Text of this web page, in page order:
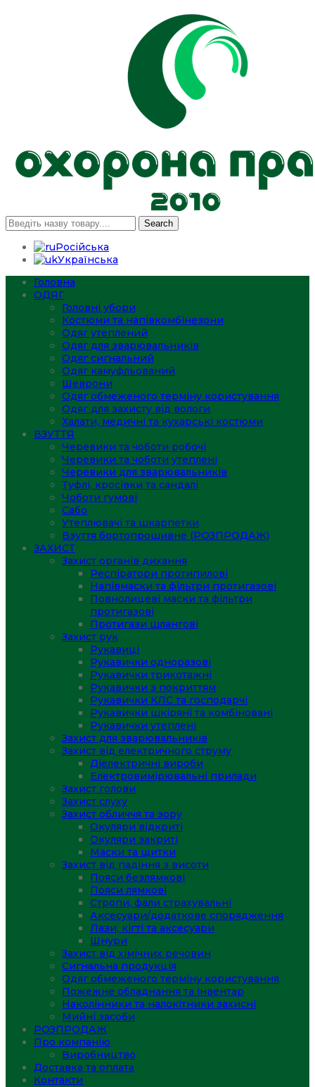
Search
Російська
Українська
Головна
ОДЯГ
Головні убори
Костюми та напівкомбінезони
Одяг утеплений
Одяг для зварювальників
Одяг сигнальний
Одяг камуфльований
Шеврони
Одяг обмеженого терміну користування
Одяг для захисту від вологи
Халати, медичні та кухарські костюми
ВЗУТТЯ
Черевики та чоботи робочі
Черевики та чоботи утеплені
Черевики для зварювальників
Туфлі, кросівки та сандалі
Чоботи гумові
Сабо
Утеплювачі та шкарпетки
Взуття бортопрошивне (РОЗПРОДАЖ)
ЗАХИСТ
Захист органів дихання
Респіратори протипилові
Напівмаски та фільтри протигазові
Повнолицеві маски та фільтри
протигазові
Протигази шлангові
Захист рук
Рукавиці
Рукавички одноразові
Рукавички трикотажні
Рукавички з покриттям
Рукавички КЛС та господарчі
Рукавички шкіряні та комбіновані
Рукавички утеплені
Захист для зварювальників
Захист від електричного струму
Діелектричні вироби
Електровимірювальні прилади
Захист голови
Захист слуху
Захист обличчя та зору
Окуляри відкриті
Окуляри закриті
Маски та щитки
Захист від падіння з висоти
Пояси безлямкові
Пояси лямкові
Стропи, фали страхувальні
Аксесуари/додаткове спорядження
Лази, кігті та аксесуари
Шнури
Захист від хімічних речовин
Сигнальна продукція
Одяг обмеженого терміну користування
Пожежне обладнання та інвентар
Наколінники та налокітники захисні
Мийні засоби
РОЗПРОДАЖ
Про компанію
Виробництво
Доставка та оплата
Контакти